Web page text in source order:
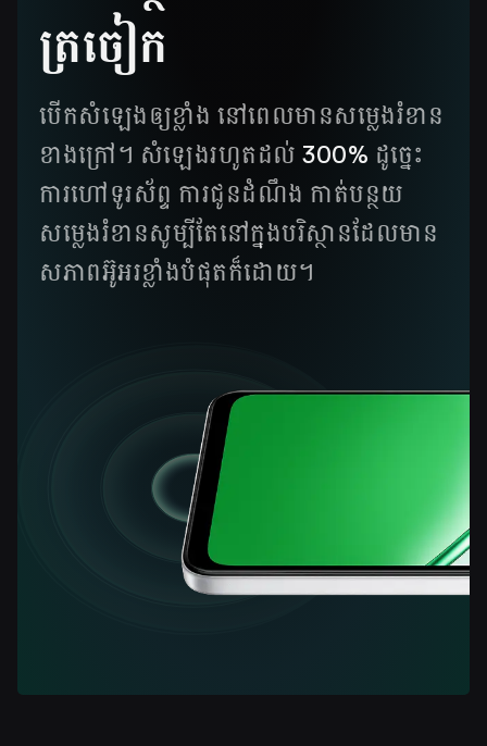
ត្រចៀក
បើកសំឡេងឲ្យខ្លាំង នៅពេលមានសម្លេងរំខាន
ខាងក្រៅ។ សំឡេងរហូតដល់300% ដូច្នេះ
ការហៅទូរស័ព្ទ ការជូនដំណឹង កាត់បន្ថយ
សម្លេងរំខានសូម្បីតែនៅក្នុងបរិស្ថានដែលមាន
សភាពអ៊ូអរខ្លាំងបំផុតក៏ដោយ។